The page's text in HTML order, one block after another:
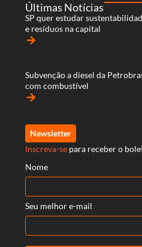
Últimas Notícias
SP quer estudar
e resíduos na capital
arrow_forward
Subvenção a diesel da
com combustível
arrow_forward
Newsletter
Inscreva-se para receber o
Nome
Seu melhor e-mail